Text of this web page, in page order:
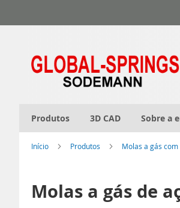
para
Produtos 3D CAD Sobre a
Início Produtos Molas a gás
Molas a gás de